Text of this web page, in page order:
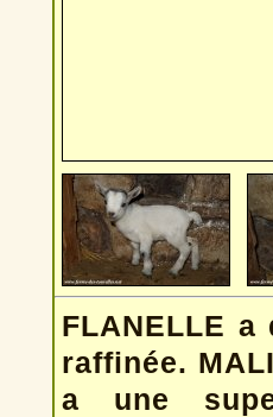
FLANELLE
raffinée.
a une